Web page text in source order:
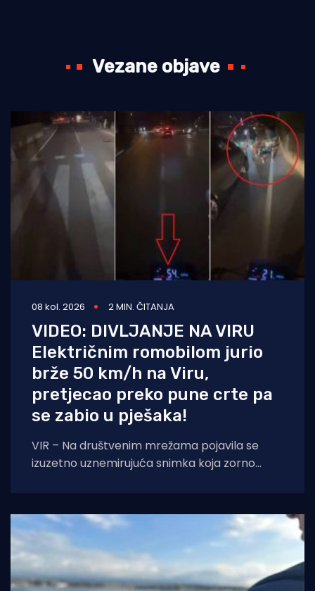
Vezane objave
08 kol. 2026 2 MIN. ČITANJA
VIDEO: DIVLJANJE NA VIRU
Električnim romobilom jurio
brže 50 km/h na Viru,
pretjecao preko pune crte pa
se zabio u pješaka!
VIR – Na društvenim mrežama pojavila se
izuzetno uznemirujuća snimka koja zorno